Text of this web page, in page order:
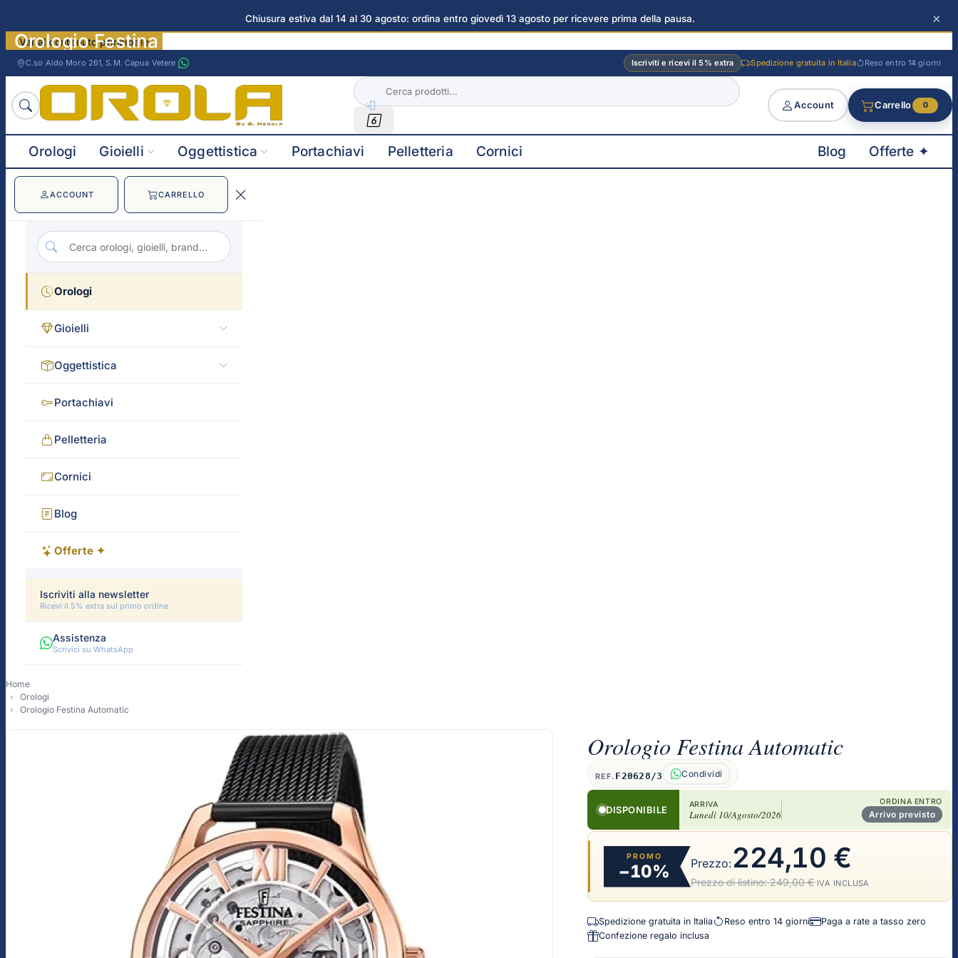
Chiusura estiva dal 14 al 30 agosto: ordina entro giovedì 13 agosto per ricevere prima della pausa. ×
Vai al contenuto principale
C.so Aldo Moro 261, S.M. Capua Vetere Iscriviti e ricevi il 5% extra Spedizione gratuita in Italia Reso entro 14 giorni


Account Carrello 0
Orologi Gioielli Oggettistica Portachiavi Pelletteria Cornici Blog Offerte ✦
ACCOUNT CARRELLO
Orologi
Gioielli
Oggettistica
Portachiavi
Pelletteria
Cornici
Blog
Offerte ✦
Iscriviti alla newsletter
Ricevi il 5% extra sul primo ordine
Assistenza
Scrivici su WhatsApp
Home
Orologi
Orologio Festina Automatic
Orologio Festina Automatic
REF. F20628/3 Condividi
DISPONIBILE ARRIVA
Lunedì 10/Agosto/2026
ORDINA ENTRO
Arrivo previsto
PROMO
−10% Prezzo:224,10 €
Prezzo di listino:249,00 €·IVA INCLUSA
Spedizione gratuita in Italia Reso entro 14 giorni
Paga a rate a tasso zero
Confezione regalo inclusa
Orologio Festina Automatic immagini